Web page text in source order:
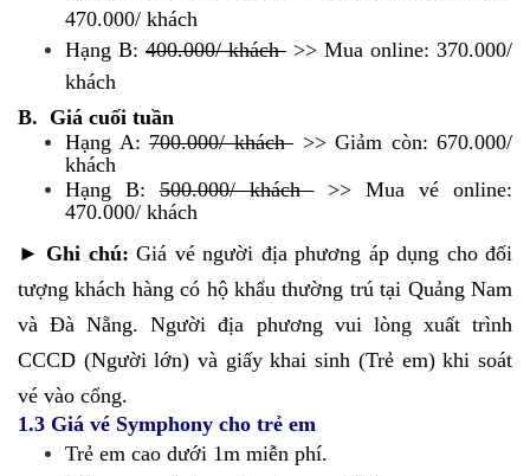
470.000/ khách
Hạng B: 400.000/ khách >> Mua online: 370.000/
khách
B. Giá cuối tuần
Hạng A: 700.000/ khách >> Giảm còn: 670.000/
khách
Hạng B:500.000/ khách>> Mua vé online:
470.000/ khách
► Ghi chú:Giá vé người địa phương áp dụng cho đối
tượng khách hàng có hộ khẩu thường trú tại Quảng Nam
và Đà Nẵng. Người địa phương vui lòng xuất trình
CCCD (Người lớn) và giấy khai sinh (Trẻ em) khi soát
vé vào cổng.
1.3 Giá vé Symphony cho trẻ em
Trẻ em cao dưới 1m miễn phí.